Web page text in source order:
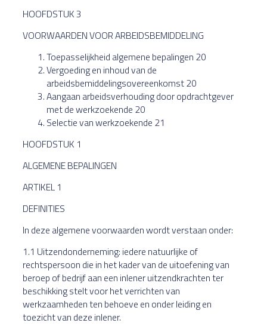
HOOFDSTUK 3
VOORWAARDEN VOOR ARBEIDSBEMIDDELING
Toepasselijkheid algemene bepalingen 20
Vergoeding en inhoud van de
arbeidsbemiddelingsovereenkomst 20
Aangaan arbeidsverhouding door opdrachtgever
met de werkzoekende 20
Selectie van werkzoekende 21
HOOFDSTUK 1
ALGEMENE BEPALINGEN
ARTIKEL 1
DEFINITIES
In deze algemene voorwaarden wordt verstaan onder:
1.1 Uitzendonderneming: iedere natuurlijke of
rechtspersoon die in het kader van de uitoefening van
beroep of bedrijf aan een inlener uitzendkrachten ter
beschikking stelt voor het verrichten van
werkzaamheden ten behoeve en onder leiding en
toezicht van deze inlener.